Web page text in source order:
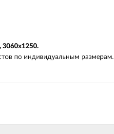
3060х1250.
по индивидуальным размерам.